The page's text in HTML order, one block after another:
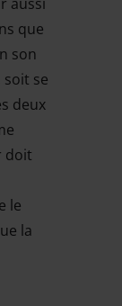
que
son
soit se
deux
doit
le
la